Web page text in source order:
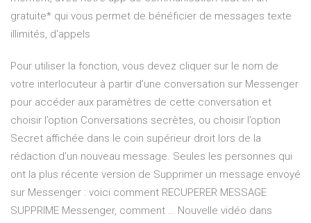
gratuite* qui vous permet de bénéficier de messages texte
illimités, d'appels
Pour utiliser la fonction, vous devez cliquer sur le nom de
votre interlocuteur à partir d’une conversation sur Messenger
pour accéder aux paramètres de cette conversation et
choisir l’option Conversations secrètes, ou choisir l’option
Secret affichée dans le coin supérieur droit lors de la
rédaction d’un nouveau message. Seules les personnes qui
ont la plus récente version de Supprimer un message envoyé
sur Messenger : voici comment RECUPERER MESSAGE
SUPPRIME Messenger, comment … Nouvelle vidéo dans